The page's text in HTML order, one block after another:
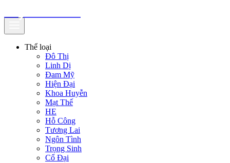
Thể loại
Đô Thị
Linh Dị
Đam Mỹ
Hiện Đại
Khoa Huyễn
Mạt Thế
HE
Hỗ Công
Tương Lai
Ngôn Tình
Trọng Sinh
Cổ Đại